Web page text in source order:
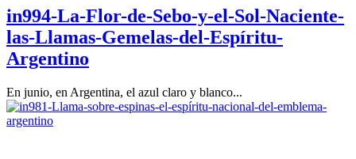
in994-La-Flor-de-Sebo-y-el-Sol-Naciente-
las-Llamas-Gemelas-del-Espíritu-
Argentino
En junio, en Argentina, el azul claro y blanco...